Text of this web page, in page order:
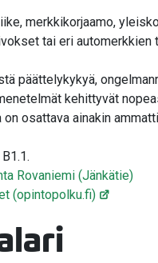
merkkikorjaamo,
tai eri
päättelykykyä,
kehittyvät
osattava ainakin
Rovaniemi (Jänkätie)
(opintopolku.fi)